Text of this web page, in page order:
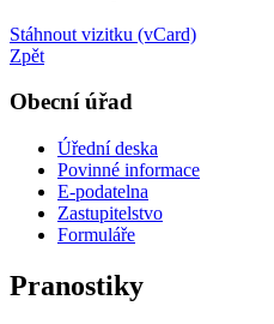
Stáhnout vizitku (vCard)
Zpět
Obecní úřad
Úřední deska
Povinné informace
E-podatelna
Zastupitelstvo
Formuláře
Pranostiky